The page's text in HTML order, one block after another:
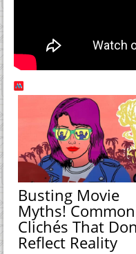
Busting Movie
Myths! Common
Clichés That
Reflect Reality